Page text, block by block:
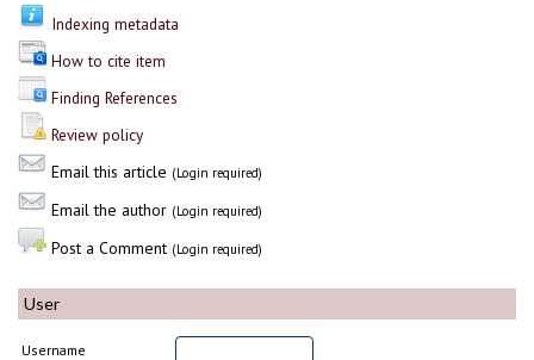
Indexing metadata
How to cite item
Finding References
Review policy
Email this article (Login required)
Email the author (Login required)
Post a Comment (Login required)
User
Username